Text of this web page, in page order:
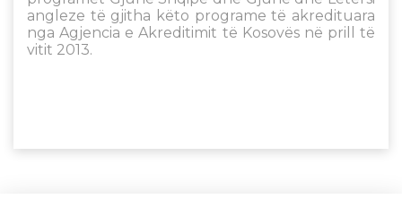
angleze të gjitha këto programe të akredituara
nga Agjencia e Akreditimit të Kosovës në prill të
vitit 2013.